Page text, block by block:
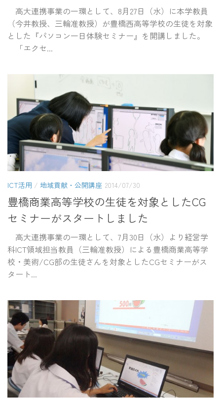
高大連携事業の一環として、8月27日（水）に本学教員
（今井教授、三輪准教授）が豊橋西高等学校の生徒を対象
とした『パソコン一日体験セミナー』を開講しました。
「エクセ...
ICT活用 / 地域貢献・公開講座 2014/07/30
豊橋商業高等学校の生徒を対象としたCG
セミナーがスタートしました
高大連携事業の一環として、7月30日（水）より経営学
科ICT領域担当教員（三輪准教授）による豊橋商業高等学
校・美術/CG部の生徒さんを対象としたCGセミナーがス
タート...